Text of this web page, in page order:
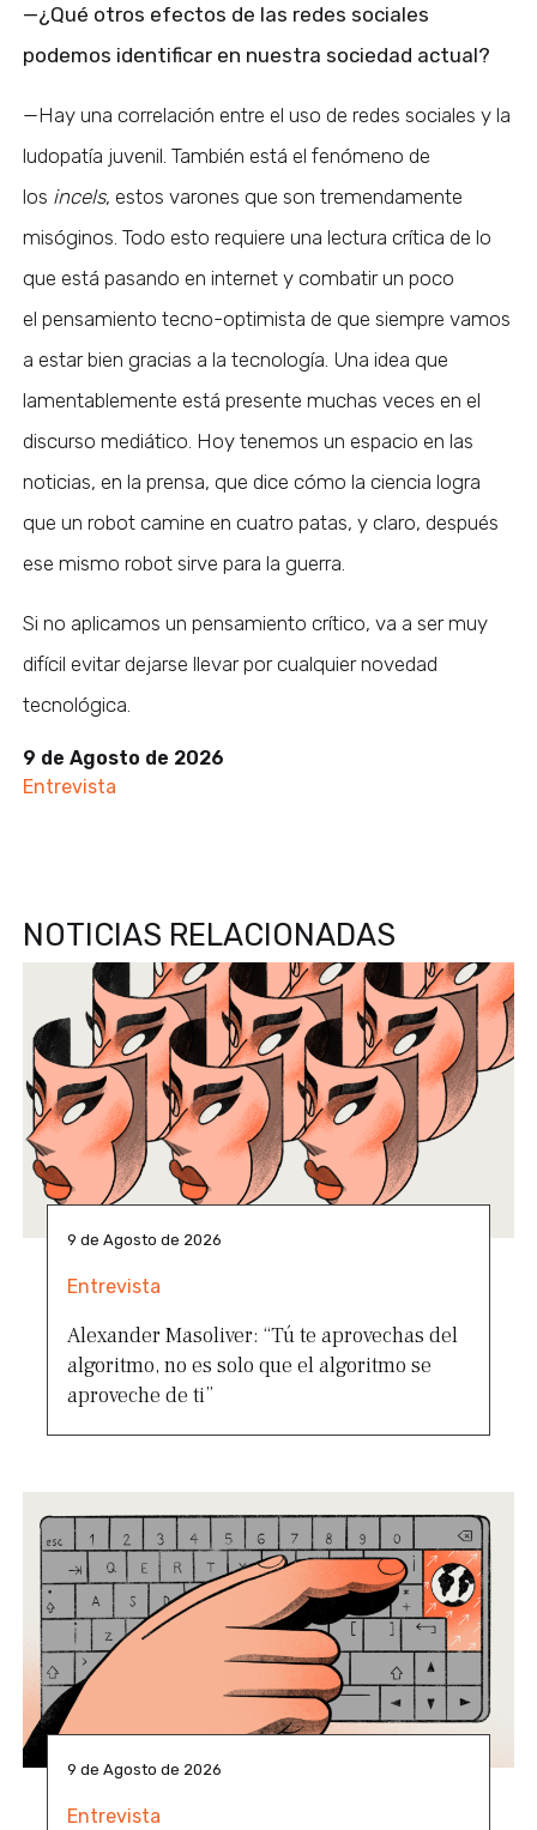
—¿Qué otros efectos de las redes sociales
podemos identificar en nuestra sociedad actual?
—Hay una correlación entre el uso de redes sociales y la
ludopatía juvenil. También está el fenómeno de
los incels, estos varones que son tremendamente
misóginos. Todo esto requiere una lectura crítica de lo
que está pasando en internet y combatir un poco
el pensamiento tecno-optimista de que siempre vamos
a estar bien gracias a la tecnología. Una idea que
lamentablemente está presente muchas veces en el
discurso mediático. Hoy tenemos un espacio en las
noticias, en la prensa, que dice cómo la ciencia logra
que un robot camine en cuatro patas, y claro, después
ese mismo robot sirve para la guerra.
Si no aplicamos un pensamiento crítico, va a ser muy
difícil evitar dejarse llevar por cualquier novedad
tecnológica.
9 de Agosto de 2026
Entrevista
NOTICIAS RELACIONADAS
9 de Agosto de 2026
Entrevista
Alexander Masoliver: “Tú te aprovechas del
algoritmo, no es solo que el algoritmo se
aproveche de ti”
9 de Agosto de 2026
Entrevista